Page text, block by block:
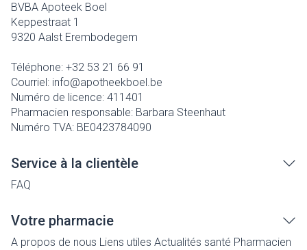
BVBA Apoteek Boel
Keppestraat 1
9320 Aalst Erembodegem
Téléphone: +32 53 21 66 91
Courriel: info@apotheekboel.be
Numéro de licence: 411401
Pharmacien responsable: Barbara Steenhaut
Numéro TVA: BE0423784090
Service à la clientèle
FAQ
Votre pharmacie
A propos de nous Liens utiles Actualités santé Pharmacien